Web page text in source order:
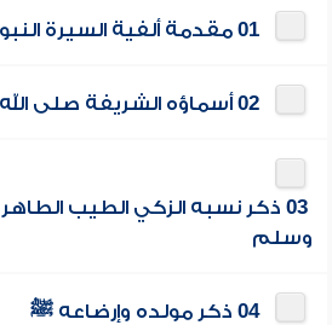
01 مقدمة ألفية السيرة النبوية للعراقي
02 أسماؤه الشريفة صلى الله عليه وسلم
03 ذكر نسبه الزكي الطيب
وسلم
04 ذكر مولده وإرضاعه ﷺ